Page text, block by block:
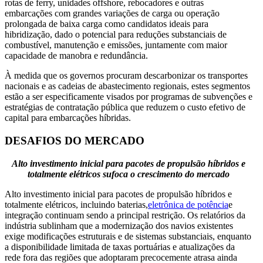
rotas de ferry, unidades offshore, rebocadores e outras
embarcações com grandes variações de carga ou operação
prolongada de baixa carga como candidatos ideais para
hibridização, dado o potencial para reduções substanciais de
combustível, manutenção e emissões, juntamente com maior
capacidade de manobra e redundância.
À medida que os governos procuram descarbonizar os transportes
nacionais e as cadeias de abastecimento regionais, estes segmentos
estão a ser especificamente visados ​​por programas de subvenções e
estratégias de contratação pública que reduzem o custo efetivo de
capital para embarcações híbridas.
DESAFIOS DO MERCADO
Alto investimento inicial para pacotes de propulsão híbridos e
totalmente elétricos sufoca o crescimento do mercado
Alto investimento inicial para pacotes de propulsão híbridos e
totalmente elétricos, incluindo baterias,eletrônica de potênciae
integração continuam sendo a principal restrição. Os relatórios da
indústria sublinham que a modernização dos navios existentes
exige modificações estruturais e de sistemas substanciais, enquanto
a disponibilidade limitada de taxas portuárias e atualizações da
rede fora das regiões que adoptaram precocemente atrasa ainda